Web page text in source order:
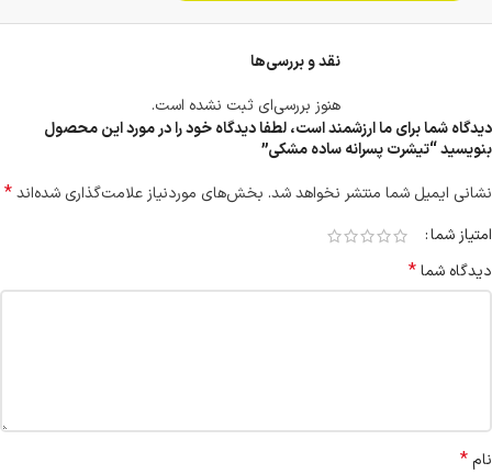
نقد و بررسی‌ها
هنوز بررسی‌ای ثبت نشده است.
دیدگاه شما برای ما ارزشمند است، لطفا دیدگاه خود را در مورد این محصول
بنویسید “تیشرت پسرانه ساده مشکی”
نشانی ایمیل شما منتشر نخواهد شد. بخش‌های موردنیاز علامت‌گذاری شده‌اند*
امتیاز شما
دیدگاه شما*
نام*